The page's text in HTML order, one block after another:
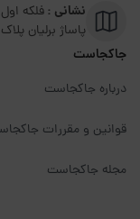
نشانی :فلکه
پاساژ برلیان پلاک ۹۵۸طبقه 3 واحد 3
جاکجاست
درباره جاکجاست
قوانین و مقررات
مجله جاکجاست